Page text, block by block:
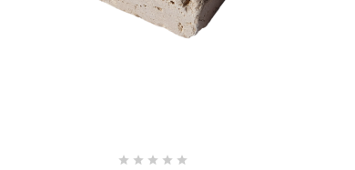
    